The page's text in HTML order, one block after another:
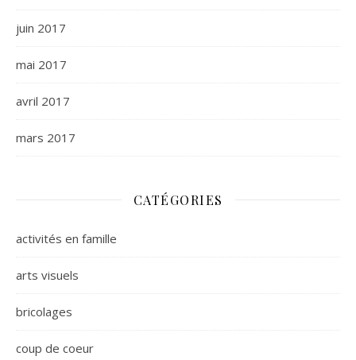
juin 2017
mai 2017
avril 2017
mars 2017
CATÉGORIES
activités en famille
arts visuels
bricolages
coup de coeur